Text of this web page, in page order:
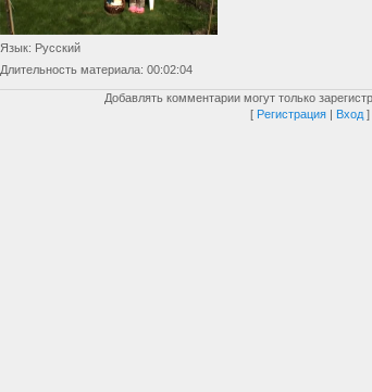
Язык: Русский
Длительность материала: 00:02:04
Добавлять комментарии могут только
[ Регистрация | Вход ]